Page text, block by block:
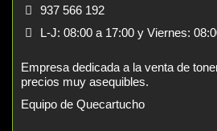
937 566 192
L-J: 08:00 a 17:00 y Viernes:
Empresa dedicada a la venta de
precios muy asequibles.
Equipo de Quecartucho